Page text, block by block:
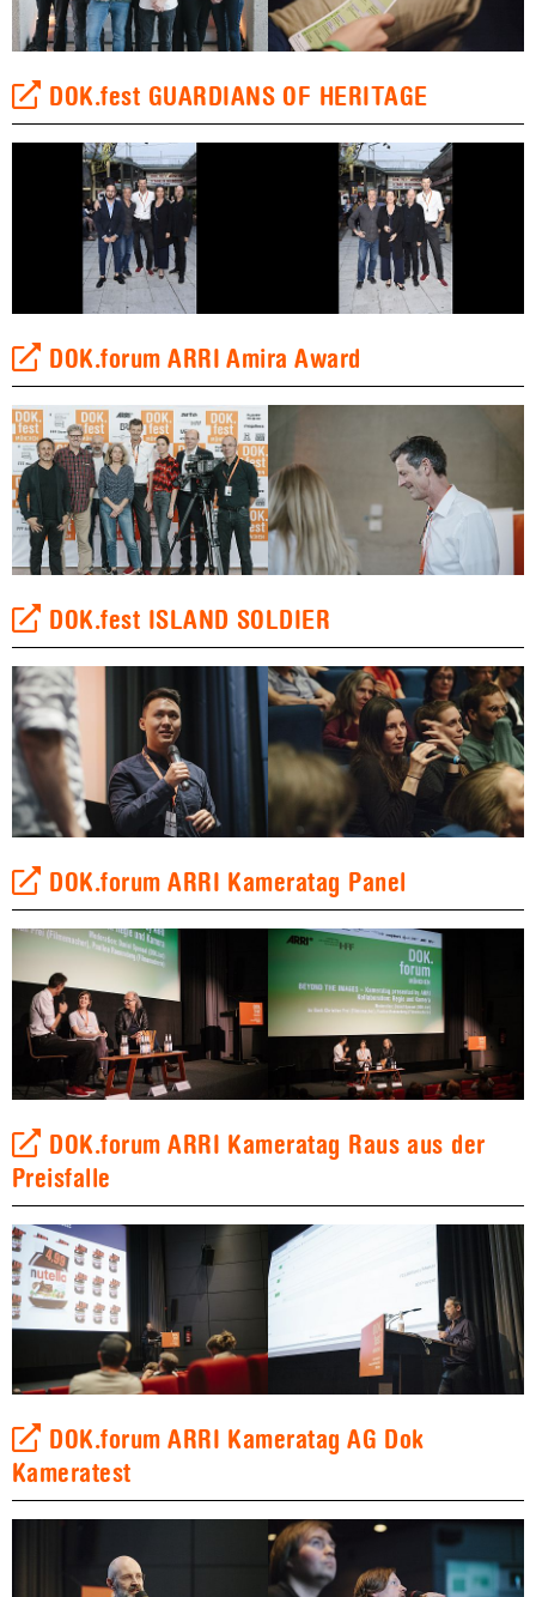
DOK.fest GUARDIANS OF HERITAGE
DOK.forum ARRI Amira Award
DOK.fest ISLAND SOLDIER
DOK.forum ARRI Kameratag Panel
DOK.forum ARRI Kameratag Raus aus der
Preisfalle
DOK.forum ARRI Kameratag AG Dok
Kameratest